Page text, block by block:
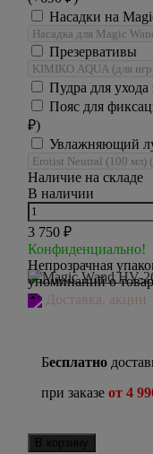
Насадки на
Презервативы
Пудра для
Пояс для
₽)
Увлажняющий
Наличие на складе
В наличии
3 750 ₽
Конфиденциально!
Непрозрачная
упоминаний о
Доставка, акции
Бесплатно
при заказе от 4
В корзину